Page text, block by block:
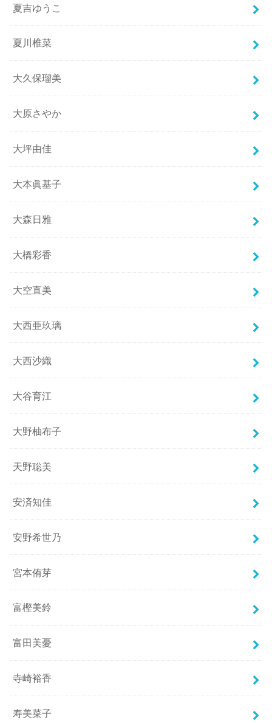
夏吉ゆうこ
夏川椎菜
大久保瑠美
大原さやか
大坪由佳
大本眞基子
大森日雅
大橋彩香
大空直美
大西亜玖璃
大西沙織
大谷育江
大野柚布子
天野聡美
安済知佳
安野希世乃
宮本侑芽
富樫美鈴
富田美憂
寺崎裕香
寿美菜子